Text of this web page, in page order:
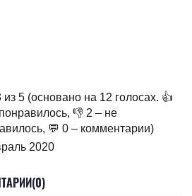
из 5 (основано на 12 голосах. 👍
👎 2 – не
💬 0 – комментарии)
2020